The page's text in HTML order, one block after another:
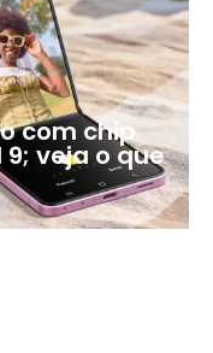
com chip
9; veja o que